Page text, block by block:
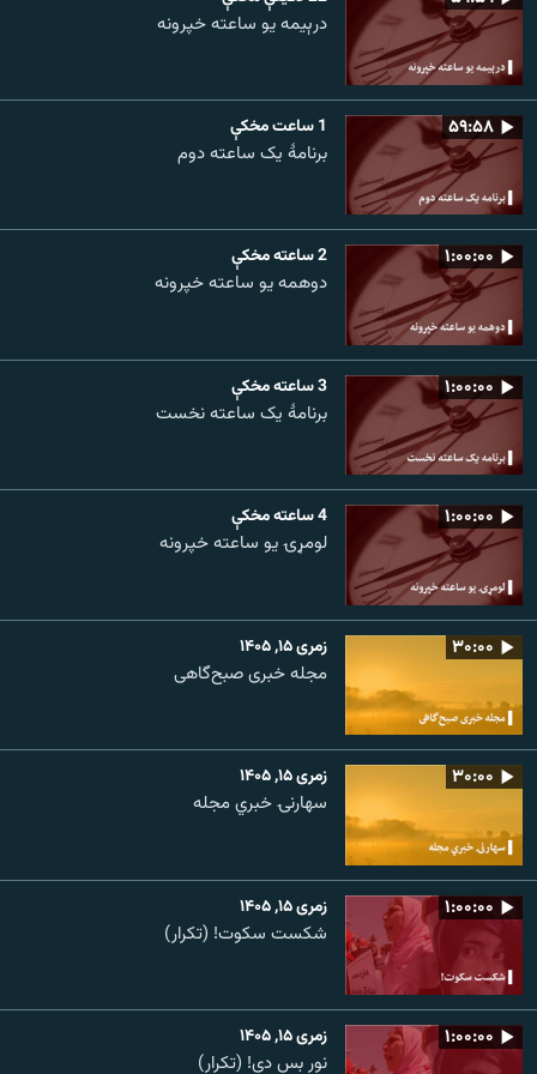
درېیمه یو ساعته خپرونه
۵۹:۵۸ 1 ساعت مخکې
برنامۀ یک ساعته دوم
۱:۰۰:۰۰ 2 ساعته مخکې
دوهمه یو ساعته خپرونه
۱:۰۰:۰۰ 3 ساعته مخکې
برنامۀ یک ساعته نخست
۱:۰۰:۰۰ 4 ساعته مخکې
لومړۍ یو ساعته خپرونه
۳۰:۰۰ زمری ۱۵, ۱۴۰۵
مجله خبری صبح‌گاهی
۳۰:۰۰ زمری ۱۵, ۱۴۰۵
سهارنۍ خبري مجله
۱:۰۰:۰۰ زمری ۱۵, ۱۴۰۵
شکست سکوت! (تکرار)
۱:۰۰:۰۰ زمری ۱۵, ۱۴۰۵
نور بس دی! (تکرار)